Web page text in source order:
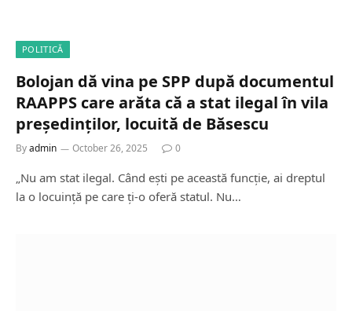
POLITICĂ
Bolojan dă vina pe SPP după documentul
RAAPPS care arăta că a stat ilegal în vila
președinților, locuită de Băsescu
Byadmin October 26, 2025 0
„Nu am stat ilegal. Când ești pe această funcție, ai dreptul
la o locuință pe care ți-o oferă statul. Nu…